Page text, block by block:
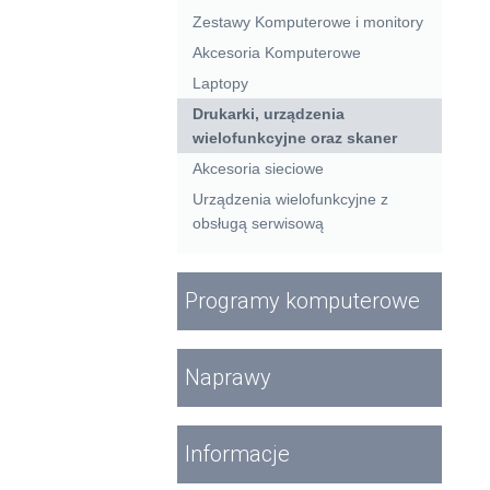
Zestawy Komputerowe i monitory
Akcesoria Komputerowe
Laptopy
Drukarki, urządzenia
wielofunkcyjne oraz skaner
Akcesoria sieciowe
Urządzenia wielofunkcyjne z
obsługą serwisową
Programy komputerowe
Naprawy
Informacje